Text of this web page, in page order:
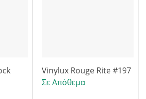
Vinylux Rouge Rite #197
Σε Απόθεμα